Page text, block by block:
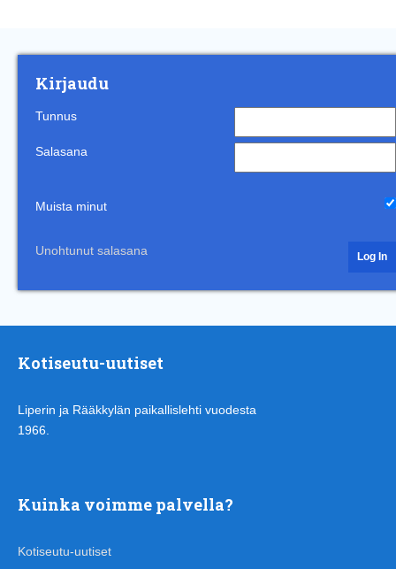
Kirjaudu
Tunnus
Salasana
Muista minut
Unohtunut salasana
Kotiseutu-uutiset
Liperin ja Rääkkylän paikallislehti vuodesta
1966.
Kuinka voimme palvella?
Kotiseutu-uutiset